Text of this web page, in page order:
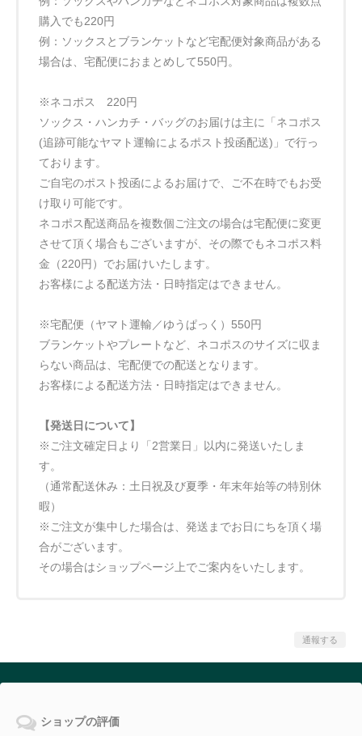
購入でも220円
例：ソックスとブランケットなど宅配便対象商品がある
場合は、宅配便におまとめして550円。
※ネコポス 220円
ソックス・ハンカチ・バッグのお届けは主に「ネコポス
(追跡可能なヤマト運輸によるポスト投函配送)」で行っ
ております。
ご自宅のポスト投函によるお届けで、ご不在時でもお受
け取り可能です。
ネコポス配送商品を複数個ご注文の場合は宅配便に変更
させて頂く場合もございますが、その際でもネコポス料
金（220円）でお届けいたします。
お客様による配送方法・日時指定はできません。
※宅配便（ヤマト運輸／ゆうぱっく）550円
ブランケットやプレートなど、ネコポスのサイズに収ま
らない商品は、宅配便での配送となります。
お客様による配送方法・日時指定はできません。
【発送日について】
※ご注文確定日より「2営業日」以内に発送いたしま
す。
（通常配送休み：土日祝及び夏季・年末年始等の特別休
暇）
※ご注文が集中した場合は、発送までお日にちを頂く場
合がございます。
その場合はショップページ上でご案内をいたします。
通報する
ショップの評価